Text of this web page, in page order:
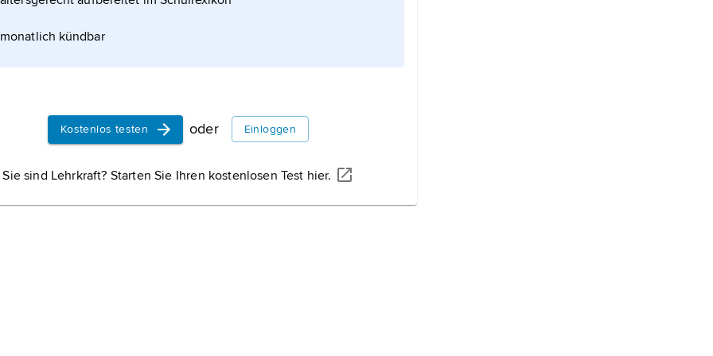
Zeitgeber
monatlich kündbar
Kostenlos testen oder Einloggen
Sie sind Lehrkraft? Starten Sie Ihren kostenlosen Test hier.